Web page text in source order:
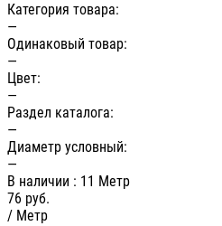
Категория товара:
—
Одинаковый товар:
—
Цвет:
—
Раздел каталога:
—
Диаметр условный:
—
В наличии : 11 Метр
76 руб.
/ Метр